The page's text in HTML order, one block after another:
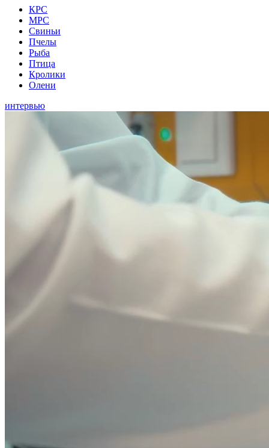
КРС
МРС
Свиньи
Пчелы
Рыба
Птица
Кролики
Олени
интервью